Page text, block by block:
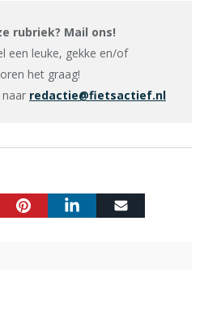
rubriek? Mail ons!
een leuke, gekke en/of
het graag!
redactie@fietsactief.nl